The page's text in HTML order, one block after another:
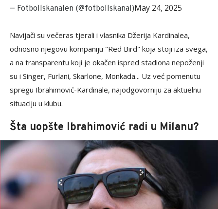
— Fotbollskanalen (@fotbollskanal)May 24, 2025
Navijači su večeras tjerali i vlasnika Džerija Kardinalea,
odnosno njegovu kompaniju "Red Bird" koja stoji iza svega,
a na transparentu koji je okačen ispred stadiona nepoženji
su i Singer, Furlani, Skarlone, Monkada... Uz već pomenutu
spregu Ibrahimović-Kardinale, najodgovorniju za aktuelnu
situaciju u klubu.
Šta uopšte Ibrahimović radi u Milanu?